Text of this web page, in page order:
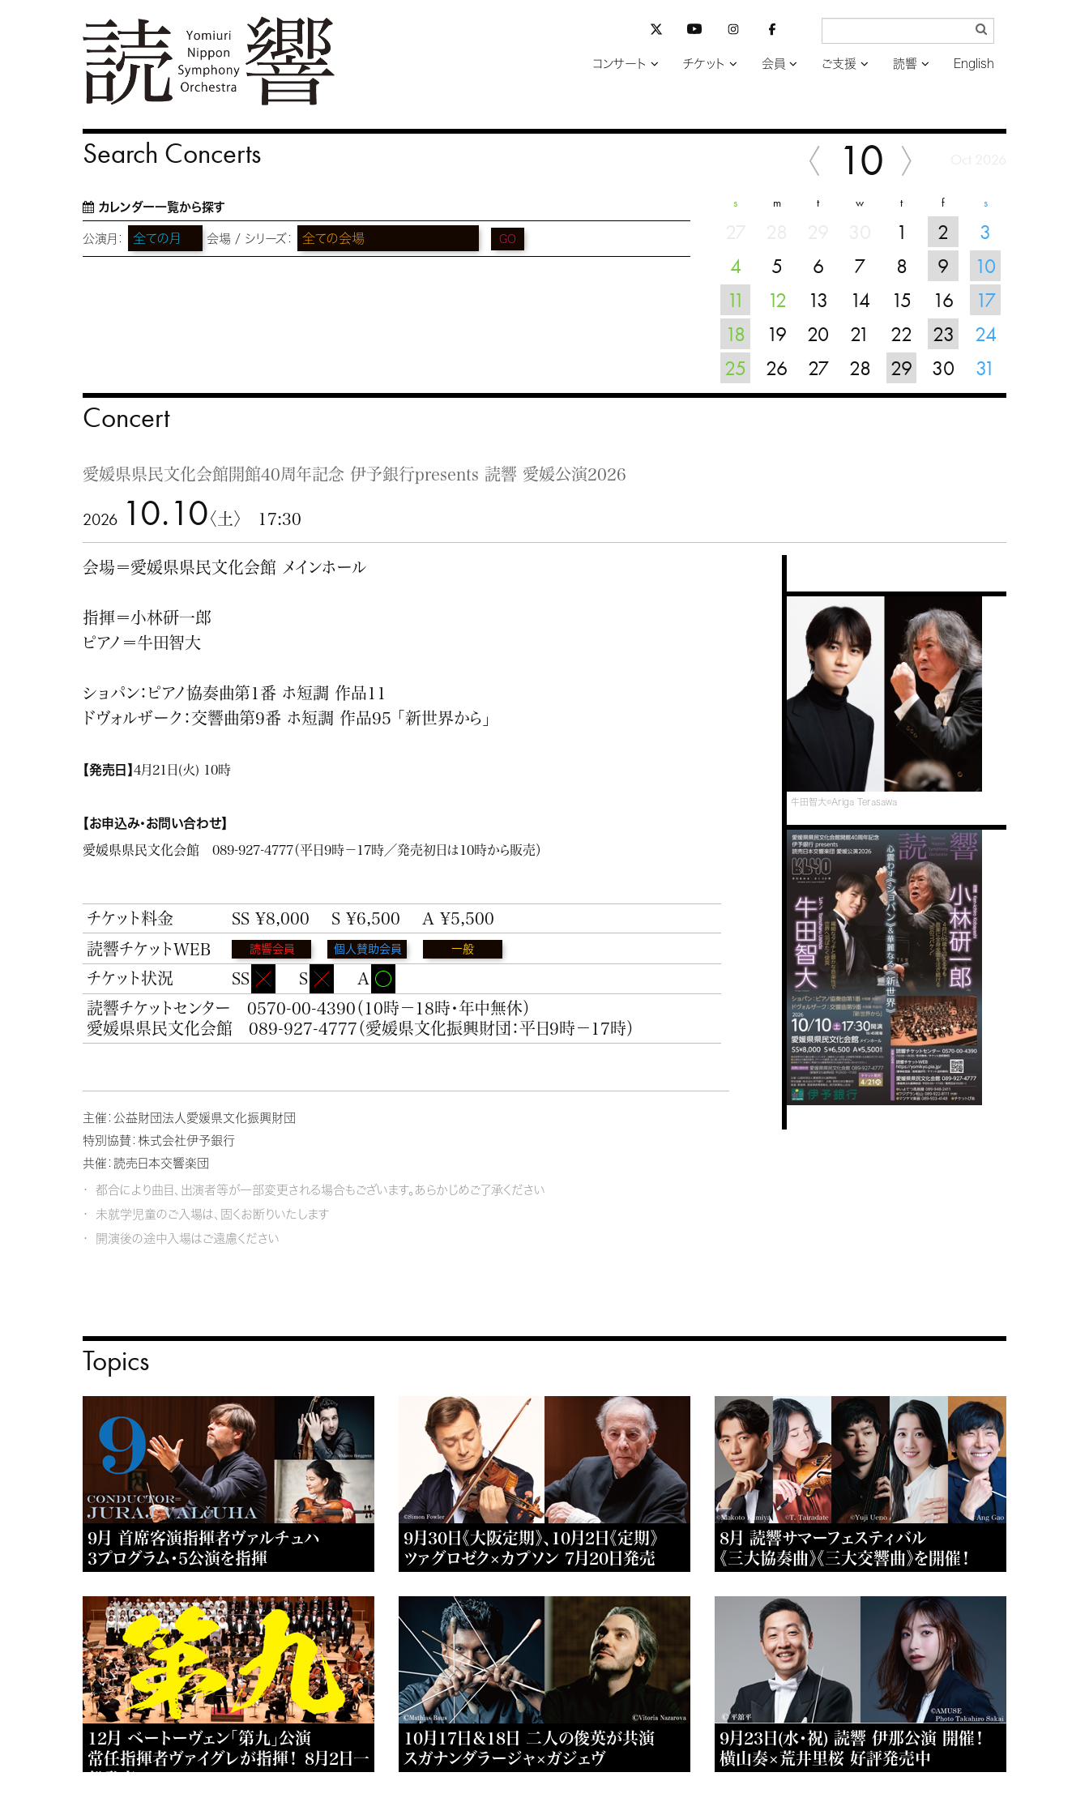
コンサート チケット 会員 ご支援 読響 English
Search Concerts
カレンダー一覧から探す
公演月： 会場 / シリーズ： GO
10
s m t w t f s
1 2
3
4
5 6 7 8 9
10
11
12 13 14 15 16
17
18
19 20 21 22 23
24
25
26 27 28 29 30 31
Concert
愛媛県県民文化会館開館40周年記念 伊予銀行presents 読響 愛媛公演2026
2026 10.10 〈土〉 17:30
会場＝愛媛県県民文化会館 メインホール
指揮＝小林研一郎
ピアノ＝牛田智大
ショパン：ピアノ協奏曲第1番 ホ短調 作品11
ドヴォルザーク：交響曲第9番 ホ短調 作品95 「新世界から」
【発売日】 4月21日(火) 10時
【お申込み・お問い合わせ】
愛媛県県民文化会館 089-927-4777（平日9時－17時／発売初日は10時から販売）
チケット料金 SS ¥8,000 S ¥6,500
A ¥5,500
読響チケットWEB
読響会員 個人賛助会員 一般
チケット状況 SS S
A
読響チケットセンター 0570-00-4390 （10時－18時・年中無休）
愛媛県県民文化会館 089-927-4777 （愛媛県文化振興財団：平日9時－17時）
主催：公益財団法人愛媛県文化振興財団
特別協賛：株式会社伊予銀行
共催：読売日本交響楽団
都合により曲目、出演者等が一部変更される場合もございます。あらかじめご了承ください
未就学児童のご入場は、固くお断りいたします
開演後の途中入場はご遠慮ください
牛田智大©Ariga Terasawa
Topics
9月 首席客演指揮者ヴァルチュハ
3プログラム・5公演を指揮
9月30日《大阪定期》、10月2日《定期》
ツァグロゼク×カプソン 7月20日発売
8月 読響サマーフェスティバル
《三大協奏曲》《三大交響曲》を開催！
12月 ベートーヴェン「第九」公演
常任指揮者ヴァイグレが指揮！ 8月2日一
10月17日＆18日 二人の俊英が共演
スガナンダラージャ×ガジェヴ
9月23日(水・祝) 読響 伊那公演 開催！
横山奏×荒井里桜 好評発売中